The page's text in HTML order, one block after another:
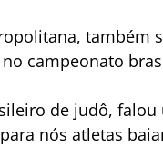
também
campeonato
de judô,
nós atletas